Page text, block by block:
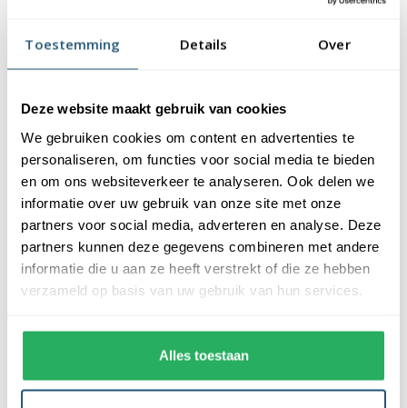
Toestemming Details Over
Deze website maakt gebruik van cookies
We gebruiken cookies om content en advertenties te
personaliseren, om functies voor social media te bieden
en om ons websiteverkeer te analyseren. Ook delen we
informatie over uw gebruik van onze site met onze
partners voor social media, adverteren en analyse. Deze
partners kunnen deze gegevens combineren met andere
informatie die u aan ze heeft verstrekt of die ze hebben
verzameld op basis van uw gebruik van hun services.
Alles toestaan
aan hun nationale vlag, ruilen wij Nederlandse de rood, wit,
blauwe vlag veelvuldig in voor oranje exemplaren. Zo zullen de
Nederlands elftal daar aantreed.
Vlaggen en sport: Een onafscheidelijke
band
De relatie tussen vlaggen en sport is er een van symbiose. Of
het nu gaat om internationale competities zoals het EK voetbal,
de Olympische Spelen of lokale sportevenementen, vlaggen
zee van kleuren, vormen en symbolen die de passie van
supporters weerspiegelen. Een landsvlag zorgt ook voor
verbroedering en creëert een vorm van eenheid en nationale